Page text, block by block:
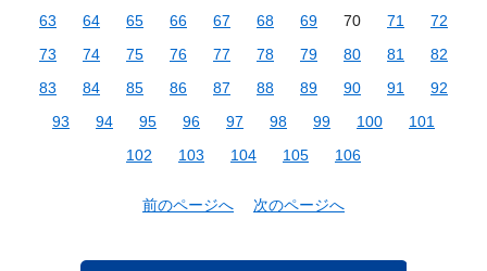
63
64 65 66 67 68 69 70 71
72
73
74 75 76 77 78 79 80 81
82
83
84 85 86 87 88 89 90 91
92
93
94 95 96 97 98 99 100
101
102
103 104 105 106
前のページへ 次のページへ